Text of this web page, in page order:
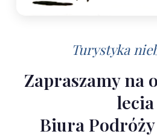
Turystyka
Zapraszamy na
lecia
Biura